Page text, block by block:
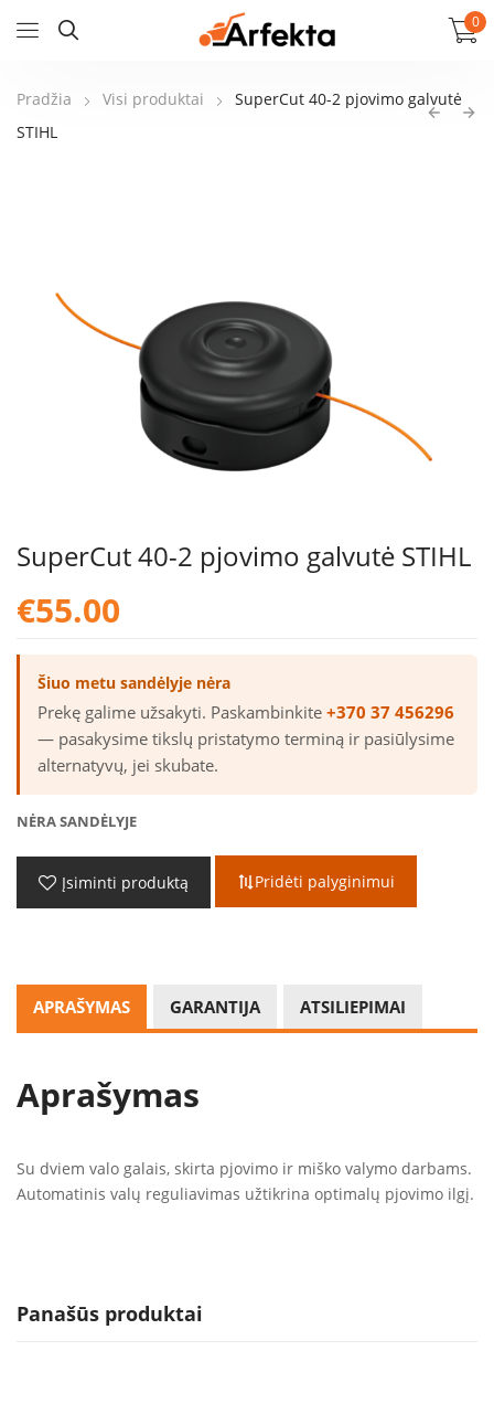
0
Pradžia Visi produktai
SuperCut 40-2 pjovimo galvutė
STIHL
SuperCut 40-2 pjovimo galvutė STIHL
€55.00
Šiuo metu sandėlyje nėra
Prekę galime užsakyti. Paskambinkite +370 37 456296
— pasakysime tikslų pristatymo terminą ir pasiūlysime
alternatyvų, jei skubate.
NĖRA SANDĖLYJE
Įsiminti produktą Pridėti palyginimui
APRAŠYMAS GARANTIJA ATSILIEPIMAI
Aprašymas
Su dviem valo galais, skirta pjovimo ir miško valymo darbams.
Automatinis valų reguliavimas užtikrina optimalų pjovimo ilgį.
Panašūs produktai